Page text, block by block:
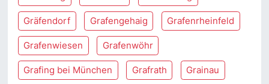
Gräfendorf Grafengehaig Grafenrheinfeld
Grafenwiesen Grafenwöhr
Grafing bei München Grafrath Grainau